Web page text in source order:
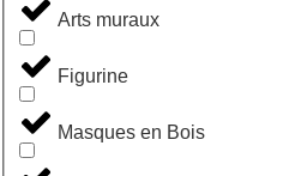
Arts muraux
Figurine
Masques en Bois